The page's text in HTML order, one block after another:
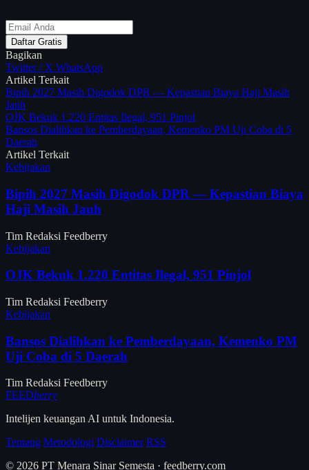
Daftar Gratis
Bagikan
Twitter / X WhatsApp
Artikel Terkait
Bipih 2027 Masih Digodok DPR — Kepastian Biaya Haji Masih
Jauh
OJK Bekuk 1.220 Entitas Ilegal, 951 Pinjol
Bansos Dialihkan ke Pemberdayaan, Kemenko PM Uji Coba di 5
Daerah
Artikel Terkait
Kebijakan
Bipih 2027 Masih Digodok DPR — Kepastian Biaya
Haji Masih Jauh
Tim Redaksi Feedberry
Kebijakan
OJK Bekuk 1.220 Entitas Ilegal, 951 Pinjol
Tim Redaksi Feedberry
Kebijakan
Bansos Dialihkan ke Pemberdayaan, Kemenko PM
Uji Coba di 5 Daerah
Tim Redaksi Feedberry
FEEDberry
Intelijen keuangan AI untuk Indonesia.
Tentang Metodologi Disclaimer RSS
© 2026 PT Menara Sinar Semesta · feedberry.com